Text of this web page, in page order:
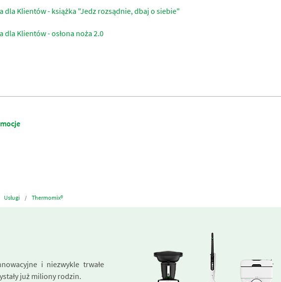
dla Klientów - książka "Jedz rozsądnie, dbaj o siebie"
Klientów - osłona noża 2.0
Usługi Thermomix®
i niezwykle trwałe
już miliony rodzin.